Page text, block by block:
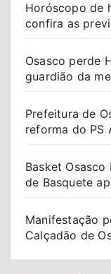
Horóscopo de
confira as
Osasco perde
guardião da
Prefeitura de
reforma do PS
Basket
de Basquete
Manifestação
Calçadão de